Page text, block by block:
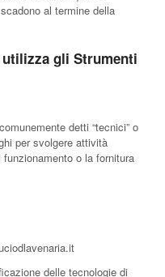
al termine della
gli Strumenti
detti “tecnici” o
per svolgere attività
o la fornitura
delle tecnologie di